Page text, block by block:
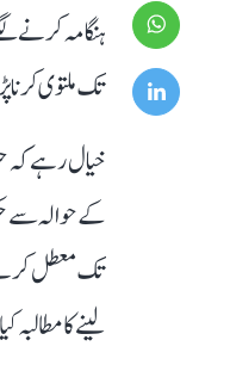
تک ملتوی کرنا
خیال رہے کہ
کے حوالہ سے
تک معطل کرنے
لینے کا مطالبہ